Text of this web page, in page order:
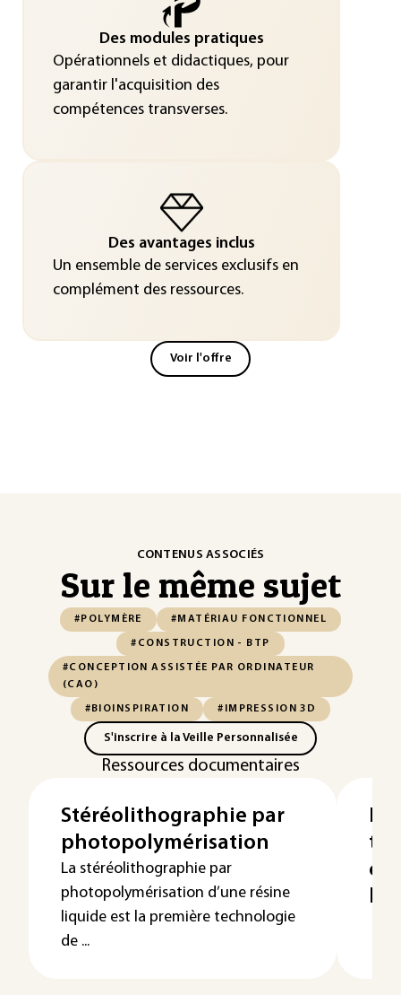
Des modules pratiques
Opérationnels et didactiques, pour
garantir l'acquisition des
compétences transverses.
Des avantages inclus
Un ensemble de services exclusifs en
complément des ressources.
Voir l'offre
CONTENUS ASSOCIÉS
Sur le même sujet
#POLYMÈRE #MATÉRIAU FONCTIONNEL
#CONSTRUCTION - BTP
#CONCEPTION ASSISTÉE PAR ORDINATEUR
(CAO)
#BIOINSPIRATION #IMPRESSION 3D
S'inscrire à la Veille Personnalisée
Ressources documentaires
Stéréolithographie par
photopolymérisation
La stéréolithographie par
photopolymérisation d’une résine
liquide est la première technologie
de ...